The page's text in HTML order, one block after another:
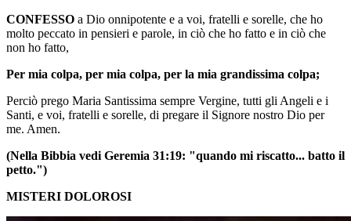
CONFESSO a Dio onnipotente e a voi, fratelli e sorelle, che ho
molto peccato in pensieri e parole, in ciò che ho fatto e in ciò che
non ho fatto,
Per mia colpa, per mia colpa, per la mia grandissima colpa;
Perciò prego Maria Santissima sempre Vergine, tutti gli Angeli e i
Santi, e voi, fratelli e sorelle, di pregare il Signore nostro Dio per
me. Amen.
(Nella Bibbia vedi Geremia 31:19: "quando mi riscatto... batto il
petto.")
MISTERI DOLOROSI